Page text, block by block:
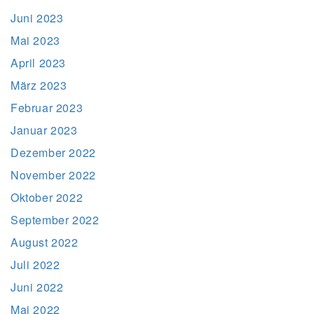
Juni 2023
Mai 2023
April 2023
März 2023
Februar 2023
Januar 2023
Dezember 2022
November 2022
Oktober 2022
September 2022
August 2022
Juli 2022
Juni 2022
Mai 2022